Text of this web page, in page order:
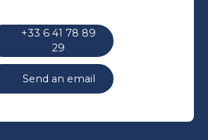
+33 6 41 78 89
29
Send an email